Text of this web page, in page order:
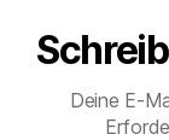
Deine E-